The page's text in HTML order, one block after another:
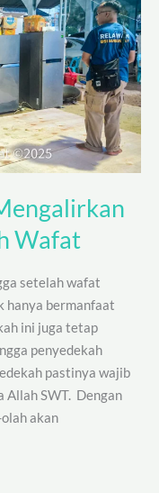
Wafat
setelah wafat
hanya bermanfaat
ini juga tetap
penyedekah
pastinya wajib
Allah SWT. Dengan
akan